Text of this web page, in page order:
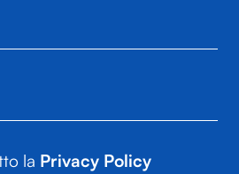
la Privacy Policy